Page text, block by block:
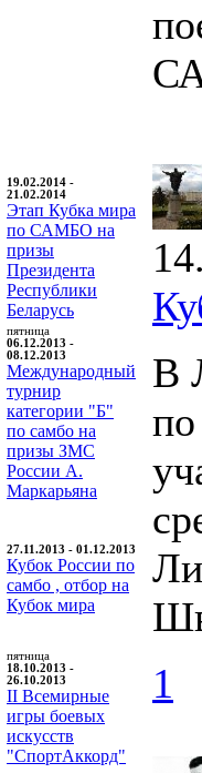
19.02.2014 -
21.02.2014
Этап Кубка мира
по САМБО на
призы
Президента
Республики
Беларусь
пятница
06.12.2013 -
08.12.2013
Международный
турнир
категории "Б"
по самбо на
призы ЗМС
России А.
Маркарьяна
27.11.2013 - 01.12.2013
Кубок России по
самбо , отбор на
Кубок мира
пятница
18.10.2013 -
26.10.2013
II Всемирные
игры боевых
искусств
"СпортАккорд"
В
1